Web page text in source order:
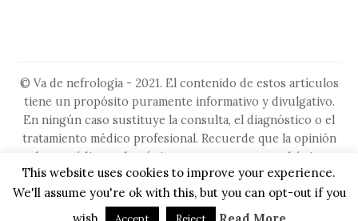
© Va de nefrología - 2021. El contenido de estos artículos
tiene un propósito puramente informativo y divulgativo.
En ningún caso sustituye la consulta, el diagnóstico o el
tratamiento médico profesional. Recuerde que la opinión
de su médico es la más importante, ya que es el único
capacitado para evaluar su situación particular. No ignore
ni retrase la búsqueda de asesoramiento médico por algo
que haya leído en este sitio.
This website uses cookies to improve your experience.
We'll assume you're ok with this, but you can opt-out if you